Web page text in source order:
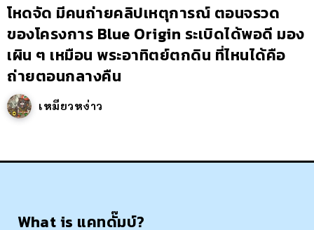
โหดจัด มีคนถ่ายคลิปเหตุการณ์ ตอนจรวด
ของโครงการ Blue Origin ระเบิดได้พอดี มอง
เผิน ๆ เหมือน พระอาทิตย์ตกดิน ที่ไหนได้คือ
ถ่ายตอนกลางคืน
เหมียวหง่าว
What is แคทดั๊มบ์?